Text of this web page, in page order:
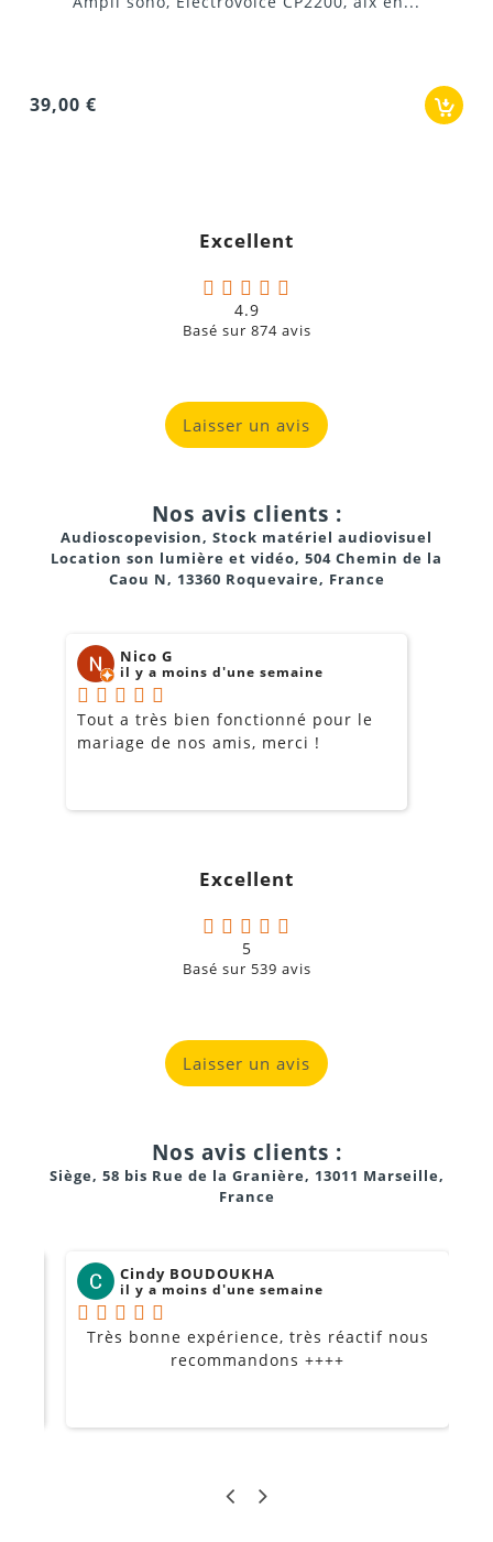
39,00 €
Excellent
4.9
Basé sur 874avis
Laisser un avis
Nos avis clients :
Audioscopevision, Stock matériel audiovisuel
Location son lumière et vidéo, 504 Chemin de la
Caou N, 13360 Roquevaire, France
Nico G
il y a moins d'une semaine
Tout a très bien fonctionné pour le
mariage de nos amis, merci !
Excellent
5
Basé sur 539 avis
Laisser un avis
Nos avis clients :
Siège, 58 bis Rue de la Granière, 13011 Marseille,
France
Cindy BOUDOUKHA
il y a moins d'une semaine
Très bonne expérience, très réactif nous
recommandons ++++